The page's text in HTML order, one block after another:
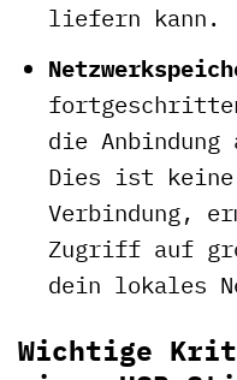
liefern kann.
die Anbindung
Dies ist keine
Verbindung,
Zugriff auf
dein lokales
Wichtige